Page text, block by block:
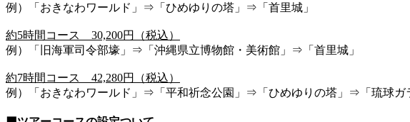
例）「おきなわワールド」⇒「ひめゆりの塔」⇒「首里城」
約5時間コース 30,200円（税込）
例）「旧海軍司令部壕」⇒「沖縄県立博物館・美術館」⇒「首里城」
約7時間コース 42,280円（税込）
例）「おきなわワールド」⇒「平和祈念公園」⇒「ひめゆりの塔」⇒「琉球ガ